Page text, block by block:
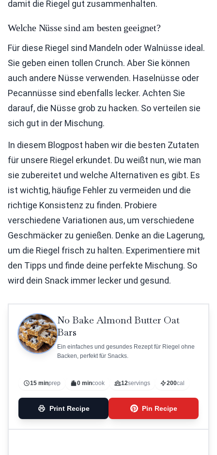
damit die Riegel gut zusammenhalten.
Welche Nüsse sind am besten geeignet?
Für diese Riegel sind Mandeln oder Walnüsse ideal.
Sie geben einen tollen Crunch. Aber Sie können
auch andere Nüsse verwenden. Haselnüsse oder
Pecannüsse sind ebenfalls lecker. Achten Sie
darauf, die Nüsse grob zu hacken. So verteilen sie
sich gut in der Mischung.
In diesem Blogpost haben wir die besten Zutaten
für unsere Riegel erkundet. Du weißt nun, wie man
sie zubereitet und welche Alternativen es gibt. Es
ist wichtig, häufige Fehler zu vermeiden und die
richtige Konsistenz zu finden. Probiere
verschiedene Variationen aus, um verschiedene
Geschmäcker zu genießen. Denke an die Lagerung,
um die Riegel frisch zu halten. Experimentiere mit
den Tipps und finde deine perfekte Mischung. So
wird dein Snack immer lecker und gesund.
No Bake Almond Butter Oat
Bars
Ein einfaches und gesundes Rezept für Riegel ohne
Backen, perfekt für Snacks.
15 minprep 0 mincook 12servings 200cal
Print Recipe Pin Recipe